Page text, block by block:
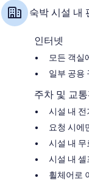
용
후
기
숙박 시설 내
인터넷
모든 객실
일부 공용
주차 및 교통
시설 내
요청 시에
시설 내
시설 내
휠체어로